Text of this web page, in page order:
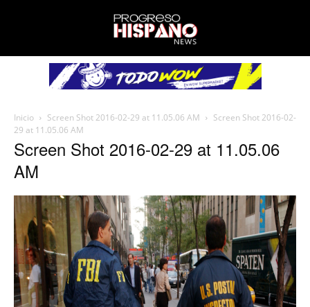
Inicio Screen Shot 2016-02-29 at 11.05.06 AM
Screen Shot 2016-02-
29 at 11.05.06 AM
Screen Shot 2016-02-29 at 11.05.06
AM